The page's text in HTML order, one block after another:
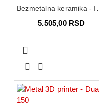
5.505,00 RSD